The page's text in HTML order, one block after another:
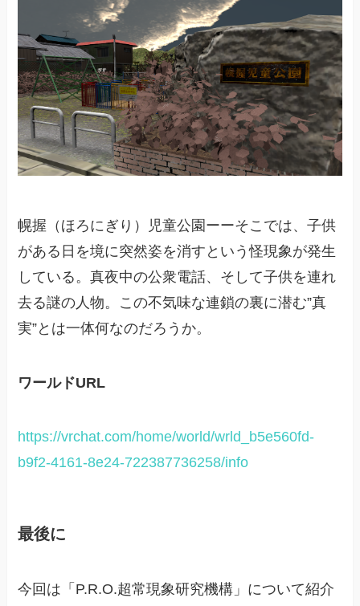
幌握（ほろにぎり）児童公園ーーそこでは、子供
がある日を境に突然姿を消すという怪現象が発生
している。真夜中の公衆電話、そして子供を連れ
去る謎の人物。この不気味な連鎖の裏に潜む”真
実”とは一体何なのだろうか。
ワールドURL
https://vrchat.com/home/world/wrld_b5e560fd-
b9f2-4161-8e24-722387736258/info
最後に
今回は「P.R.O.超常現象研究機構」について紹介